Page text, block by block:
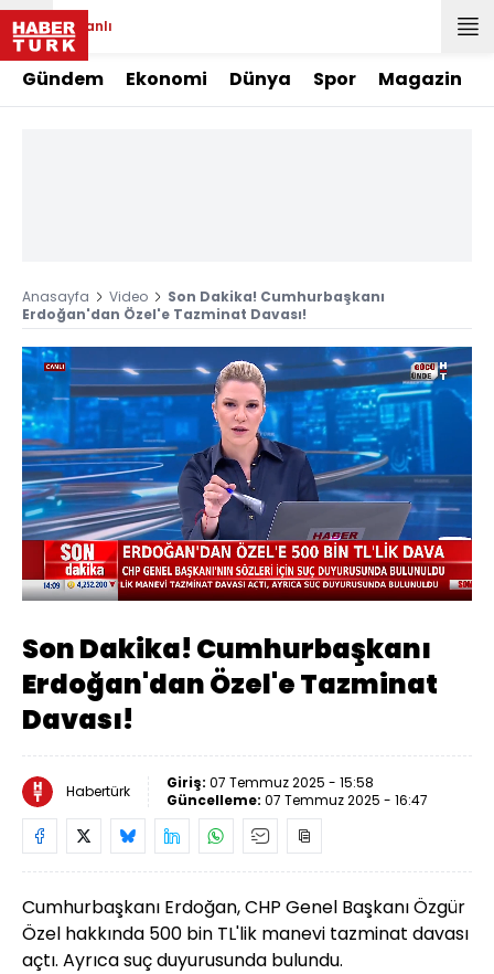
Canlı
Gündem Ekonomi Dünya Spor Magazin
Anasayfa Video
Son Dakika! Cumhurbaşkanı
Erdoğan'dan Özel'e Tazminat Davası!
Sesi
Aç
Yüklendi:
45.30%
Oynatma
Hızı
Son Dakika! Cumhurbaşkanı
Erdoğan'dan Özel'e Tazminat
Davası!
Habertürk Giriş: 07 Temmuz 2025 - 15:58
Güncelleme: 07 Temmuz 2025 - 16:47
Cumhurbaşkanı Erdoğan, CHP Genel Başkanı Özgür
Özel hakkında 500 bin TL'lik manevi tazminat davası
açtı. Ayrıca suç duyurusunda bulundu.